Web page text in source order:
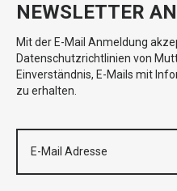
NEWSLETTER
Mit der E-Mail Anmeldung
Datenschutzrichtlinien von
Einverständnis, E-Mails mit
zu erhalten.